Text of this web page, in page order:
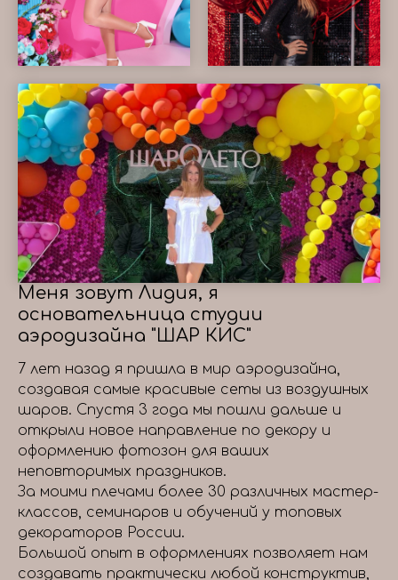
Меня зовут Лидия, я
основательница студии
аэродизайна "ШАР КИС"
7 лет назад я пришла в мир аэродизайна,
создавая самые красивые сеты из воздушных
шаров. Спустя 3 года мы пошли дальше и
открыли новое направление по декору и
оформлению фотозон для ваших
неповторимых праздников.
За моими плечами более 30 различных мастер-
классов, семинаров и обучений у топовых
декораторов России.
Большой опыт в оформлениях позволяет нам
создавать практически любой конструктив,